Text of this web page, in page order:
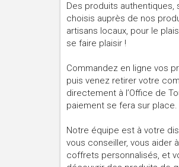
Des produits authentiques,
choisis auprès de nos
artisans locaux, pour le
se faire plaisir !
Commandez en ligne vos
puis venez retirer votre
directement à l’Office de
paiement se fera sur place.
Notre équipe est à votre
vous conseiller, vous aider
coffrets personnalisés, et